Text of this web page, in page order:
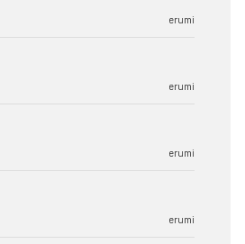
erumi
erumi
erumi
erumi